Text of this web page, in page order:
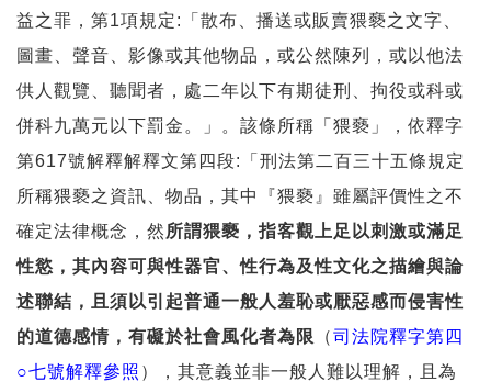
益之罪，第1項規定:「散布、播送或販賣猥褻之文字、
圖畫、聲音、影像或其他物品，或公然陳列，或以他法
供人觀覽、聽聞者，處二年以下有期徒刑、拘役或科或
併科九萬元以下罰金。」。該條所稱「猥褻」，依釋字
第617號解釋解釋文第四段:「刑法第二百三十五條規定
所稱猥褻之資訊、物品，其中『猥褻』雖屬評價性之不
確定法律概念，然 所謂猥褻，指客觀上足以刺激或滿足
性慾，其內容可與性器官、性行為及性文化之描繪與論
述聯結，且須以引起普通一般人羞恥或厭惡感而侵害性
的道德感情，有礙於社會風化者為限
（司法院釋字第四
○七號解釋參照 ），其意義並非一般人難以理解，且為